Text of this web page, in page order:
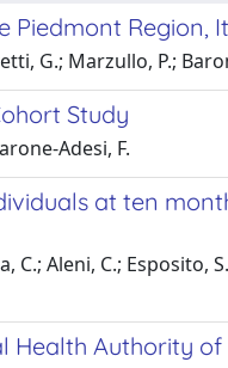
Piedmont Region,
G.; Marzullo, P.;
Study
Adesi, F.
at ten
Aleni, C.; Esposito,
Health Authority